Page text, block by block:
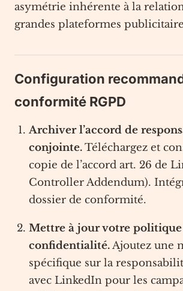
asymétrie inhérente à la
grandes plateformes
Configuration
conformité RGPD
Archiver l’accord de
conjointe.Téléchargez et
copie de l’accord art. 26 de
Controller Addendum).
dossier de conformité.
Mettre à jour votre politique
confidentialité.Ajoutez une
spécifique sur la
avec LinkedIn pour les